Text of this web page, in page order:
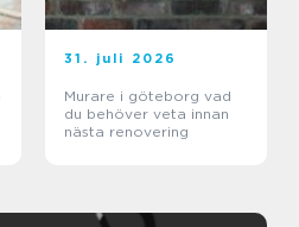
31. juli 2026
Murare i göteborg vad
du behöver veta innan
nästa renovering